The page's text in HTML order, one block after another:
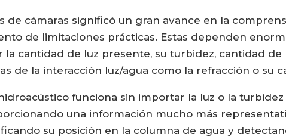
de cámaras significó un gran avance en la
de limitaciones prácticas. Estas dependen
la cantidad de luz presente, su turbidez, cantidad
de la interacción luz/agua como la refracción o su
funciona sin importar la luz o la
una información mucho más
su posición en la columna de agua y